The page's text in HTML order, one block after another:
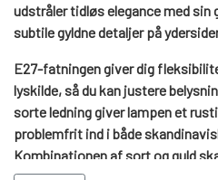
REOL
REOL
REOL
OM
udstråler tidløs elegance med sin
subtile gyldne detaljer på
E27-fatningen giver dig
lyskilde, så du kan justere
sorte ledning giver lampen et
problemfrit ind i både
Kombinationen af sort og guld